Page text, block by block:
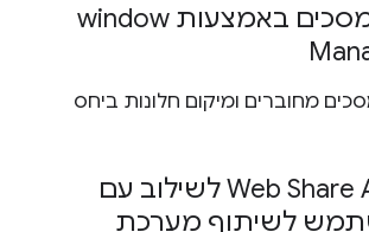
ניהול מספר מסכים באמצעות window
מחוברים ומיקום חלונות ביחס
שימוש ב-Web Share API לשילוב עם
לשיתוף מערכת